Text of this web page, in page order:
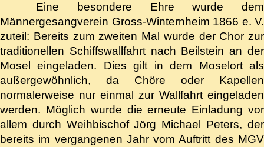
Eine besondere Ehre wurde dem
Männergesangverein Gross-Winternheim 1866 e. V.
zuteil: Bereits zum zweiten Mal wurde der Chor zur
traditionellen Schiffswallfahrt nach Beilstein an der
Mosel eingeladen. Dies gilt in dem Moselort als
außergewöhnlich, da Chöre oder Kapellen
normalerweise nur einmal zur Wallfahrt eingeladen
werden. Möglich wurde die erneute Einladung vor
allem durch Weihbischof Jörg Michael Peters, der
bereits im vergangenen Jahr vom Auftritt des MGV